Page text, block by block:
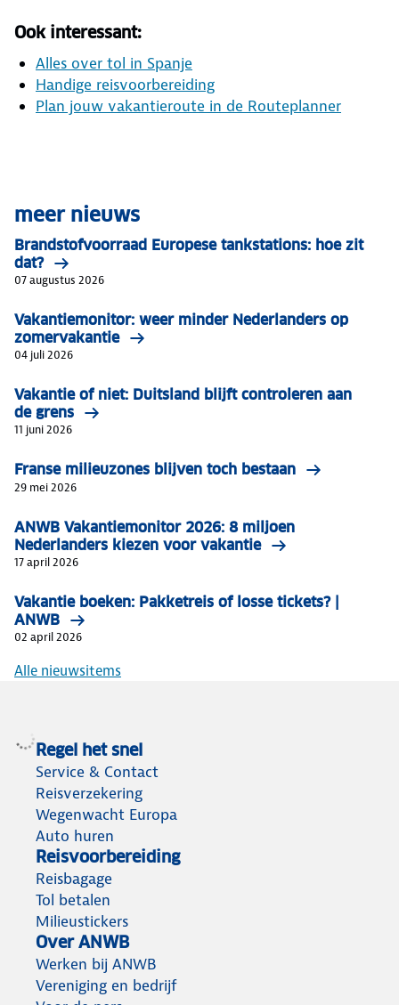
Ook interessant:
Alles over tol in Spanje
Handige reisvoorbereiding
Plan jouw vakantieroute in de Routeplanner
meer nieuws
Brandstofvoorraad Europese tankstations: hoe zit
dat?
07 augustus 2026
Vakantiemonitor: weer minder Nederlanders op
zomervakantie
04 juli 2026
Vakantie of niet: Duitsland blijft controleren aan
de grens
11 juni 2026
Franse milieuzones blijven toch bestaan
29 mei 2026
ANWB Vakantiemonitor 2026: 8 miljoen
Nederlanders kiezen voor vakantie
17 april 2026
Vakantie boeken: Pakketreis of losse tickets? |
ANWB
02 april 2026
Alle nieuwsitems
Regel het snel
Service & Contact
Reisverzekering
Wegenwacht Europa
Auto huren
Reisvoorbereiding
Reisbagage
Tol betalen
Milieustickers
Over ANWB
Werken bij ANWB
Vereniging en bedrijf